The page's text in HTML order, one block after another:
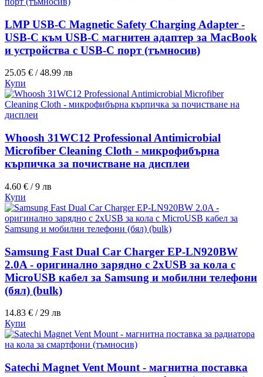
LMP USB-C Magnetic Safety Charging Adapter -
USB-C към USB-C магнитен адаптер за MacBook
и устройства с USB-C порт (тъмносив)
25.05 € / 48.99 лв
Купи
Whoosh 31WC12 Professional Antimicrobial
Microfiber Cleaning Cloth - микрофибърна
кърпичка за почистване на дисплеи
4.60 € / 9 лв
Купи
Samsung Fast Dual Car Charger EP-LN920BW
2.0A - оригинално зарядно с 2хUSB за кола с
MicroUSB кабел за Samsung и мобилни телефони
(бял) (bulk)
14.83 € / 29 лв
Купи
Satechi Magnet Vent Mount - магнитна поставка